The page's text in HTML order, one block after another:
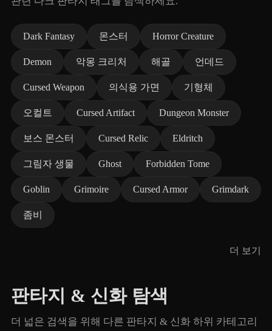
Dark Fantasy 몬스터 Horror Creature
Demon 악몽 크리처 해골 언데드
Cursed Weapon 의식용 가면 기형체
오컬트 Cursed Artifact Dungeon Monster
보스 몬스터 Cursed Relic Eldritch
그림자 생물 Ghost Forbidden Tome
Goblin Grimoire Cursed Armor Grimdark
좀비
더 보기
판타지 & 신화 탐색
더 넓은 검색을 위해 다른 판타지 & 신화 하위 카테고리